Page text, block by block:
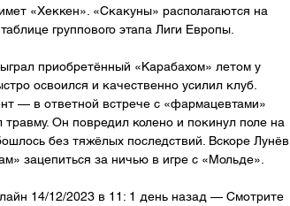
«Хеккен». «Скакуны» располагаются на
группового этапа Лиги Европы.
приобретённый «Карабахом» летом у
освоился и качественно усилил клуб.
— в ответной встрече с «фармацевтами»
Он повредил колено и покинул поле на
без тяжёлых последствий. Вскоре Лунёв
зацепиться за ничью в игре с «Мольде».
14/12/2023 в 11: 1 день назад — Смотрите